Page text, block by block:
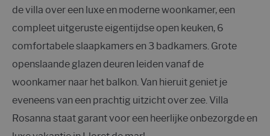
de villa over een luxe en moderne woonkamer, een
compleet uitgeruste eigentijdse open keuken, 6
comfortabele slaapkamers en 3 badkamers. Grote
openslaande glazen deuren leiden vanaf de
woonkamer naar het balkon. Van hieruit geniet je
eveneens van een prachtig uitzicht over zee. Villa
Rosanna staat garant voor een heerlijke onbezorgde en